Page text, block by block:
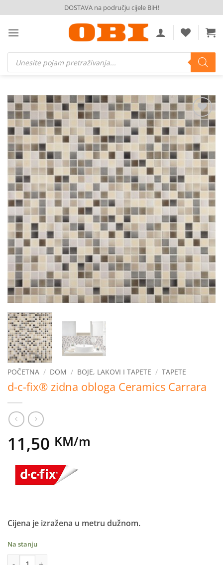
to
content
DOSTAVA na području cijele BiH!
Products
search
Dodaj
na
listu
želja
POČETNA / DOM / BOJE, LAKOVI I TAPETE / TAPETE
d-c-fix® zidna obloga Ceramics Carrara
11,50 KM/m
Cijena je izražena u metru dužnom.
Na stanju
d-c-fix® zidna obloga Ceramics Carrara količina